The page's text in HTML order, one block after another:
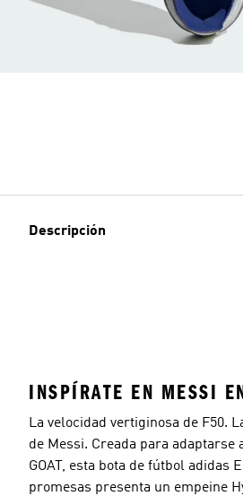
Descripción
INSPÍRATE EN MESSI
La velocidad vertiginosa de F50.
de Messi. Creada para
GOAT, esta bota de fútbol adidas
promesas presenta un empeine